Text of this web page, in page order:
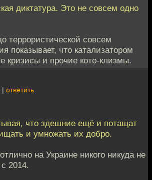
диктатура. Это не совсем одно
террористической совсем
показывает, что катализатором
кризисы и прочие кото-клизмы.
| ответить
что здешние ещё и потащат
и умножать их добро.
на Украине никого никуда не
2014.